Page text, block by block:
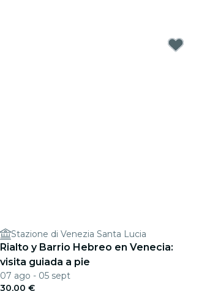
Stazione di Venezia Santa Lucia
Rialto y Barrio Hebreo en Venecia:
visita guiada a pie
07 ago - 05 sept
30,00 €